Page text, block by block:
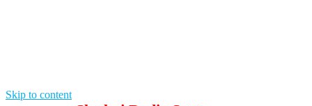
Skip to content